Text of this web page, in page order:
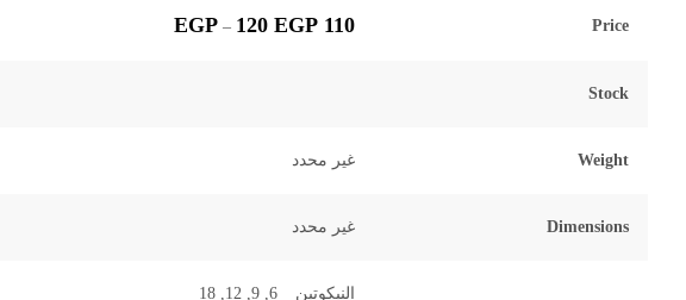
0
من
Price
110
EGP – 120 EGP
Stock
Weight غير محدد
Dimensions غير محدد
النيكوتين
6, 9, 12, 18